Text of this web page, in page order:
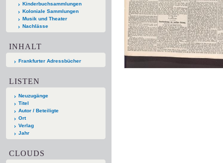
Kinderbuchsammlungen
Koloniale Sammlungen
Musik und Theater
Nachlässe
INHALT
Frankfurter Adressbücher
LISTEN
Neuzugänge
Titel
Autor / Beteiligte
Ort
Verlag
Jahr
CLOUDS